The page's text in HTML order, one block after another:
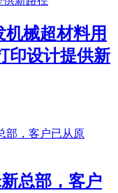
械超材料用
印设计提供新
总部，客户